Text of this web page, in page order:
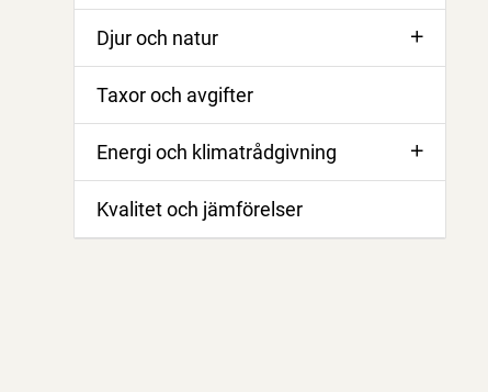
Djur och natur
Taxor och avgifter
Energi och klimatrådgivning
Kvalitet och jämförelser